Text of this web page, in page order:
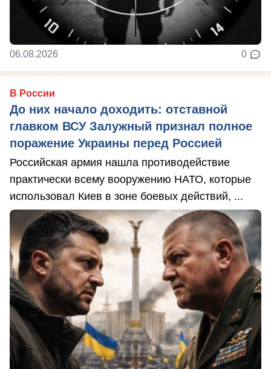
06.08.2026 0
В России
До них начало доходить: отставной
главком ВСУ Залужный признал полное
поражение Украины перед Россией
Российская армия нашла противодействие
практически всему вооружению НАТО, которые
использовал Киев в зоне боевых действий, ...